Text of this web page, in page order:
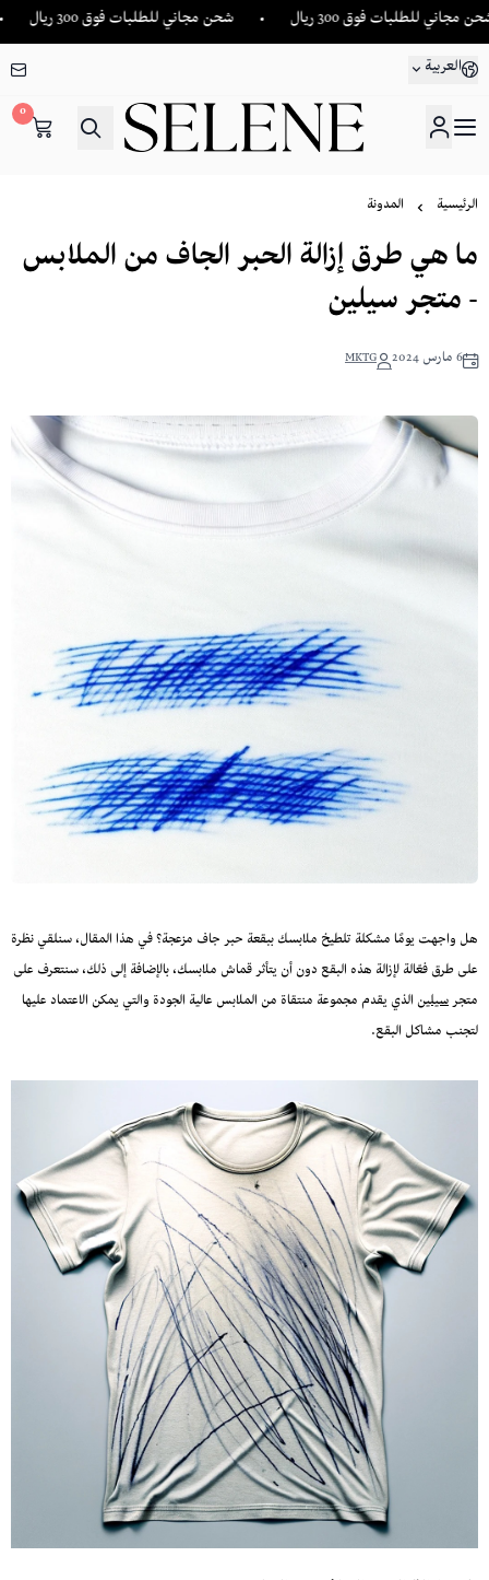
فوق 300 ريال شحن مجاني للطلبات فوق 300 ريال شحن
العربية
SELENE
0
الرئيسية المدونة
ما هي طرق إزالة الحبر الجاف من الملابس
- متجر سيلين
6 مارس 2024 MKTG
هل واجهت يومًا مشكلة تلطيخ ملابسك ببقعة حبر جاف مزعجة؟ في هذا المقال، سنلقي نظرة
على طرق فعّالة لإزالة هذه البقع دون أن يتأثر قماش ملابسك، بالإضافة إلى ذلك، سنتعرف على
متجرسيلينالذي يقدم مجموعة منتقاة من الملابس عالية الجودة والتي يمكن الاعتماد عليها
لتجنب مشاكل البقع.